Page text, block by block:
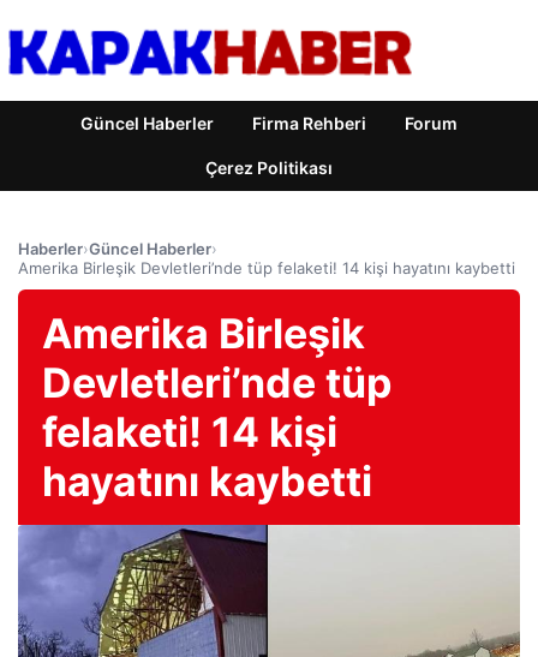
Güncel Haberler Firma Rehberi Forum
Çerez Politikası
Haberler›Güncel Haberler›
Amerika Birleşik Devletleri’nde tüp felaketi! 14 kişi hayatını kaybetti
Amerika Birleşik
Devletleri’nde tüp
felaketi! 14 kişi
hayatını kaybetti